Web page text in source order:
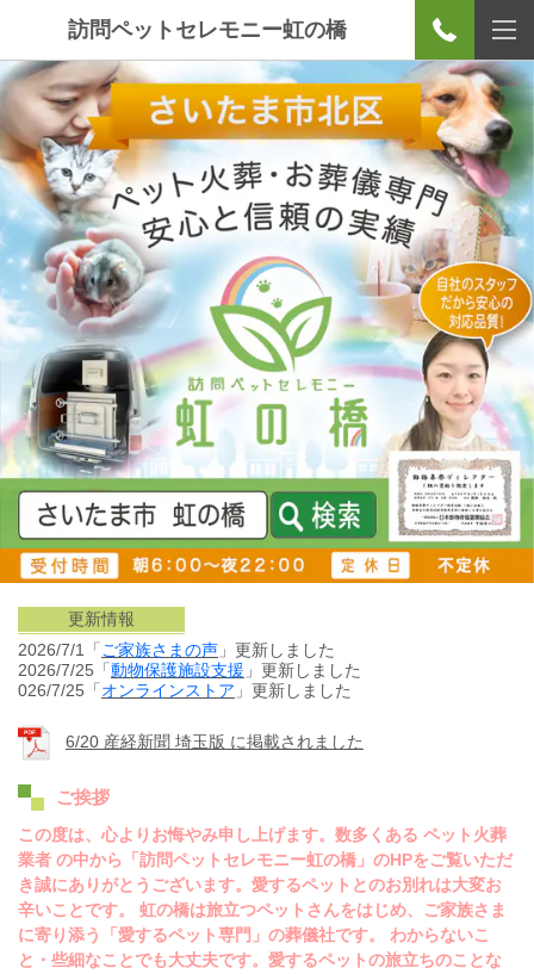
訪問ペットセレモニー虹の橋
更新情報
2026/7/1「 ご家族さまの声 」更新しました
2026/7/25「 動物保護施設支援 」更新しました
026/7/25「 オンラインストア 」更新しました
6/20 産経新聞 埼玉版 に掲載されました
ご挨拶
この度は、心よりお悔やみ申し上げます。数多くある ペット火葬
業者 の中から「訪問ペットセレモニー虹の橋」のHPをご覧いただ
き誠にありがとうございます。愛するペットとのお別れは大変お
辛いことです。 虹の橋は旅立つペットさんをはじめ、ご家族さま
に寄り添う「愛するペット専門」の葬儀社です。 わからないこ
と・些細なことでも大丈夫です。愛するペットの旅立ちのことな